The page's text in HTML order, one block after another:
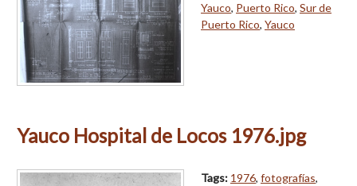
Yauco, Puerto Rico, Sur de
Puerto Rico, Yauco
Yauco Hospital de Locos 1976.jpg
Tags: 1976, fotografías,